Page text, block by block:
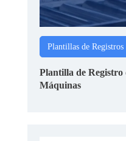
Plantillas de Registros
Plantilla de
Máquinas